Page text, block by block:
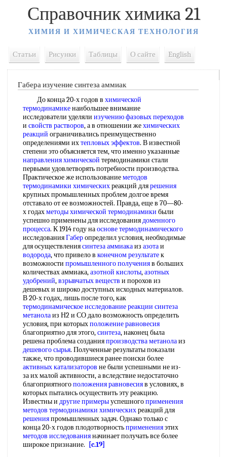
Справочник химика 21
ХИМИЯ И ХИМИЧЕСКАЯ ТЕХНОЛОГИЯ
Статьи Рисунки Таблицы О сайте English
Габера изучение синтеза аммиак
До конца 20-х годов в химической
термодинамикенаибольшее внимание
исследователи уделяли изучению фазовых переходов
и свойств растворов, а в отношении жехимических
реакций ограничивались преимущественно
определениями ихтепловых эффектов. В известной
степени это объясняется тем, что именно указанные
направления химической термодинамики стали
первыми удовлетворять потребности производства.
Практическое же использованиеметодов
термодинамики химическихреакций длярешения
крупных промышленных проблем долгое время
отставало от ее возможностей. Правда, еще в 70—80-
х годахметоды химической термодинамики были
успешно применены для исследованиядоменного
процесса. К 1914 году наоснове термодинамического
исследованияГаберопределил условия, необходимые
для осуществлениясинтеза аммиакаиз азотаи
водорода, что привело в конечном результатек
возможности промышленного полученияв больших
количествах аммиака,азотной кислоты,азотных
удобрений,взрывчатых веществ и порохов из
дешевых и широко доступных исходных материалов.
В 20-х годах, лишь после того, как
термодинамическое исследование реакции синтеза
метанолаиз Н2 и СО дало возможность определить
условия, при которыхположение равновесия
благоприятно для этого,синтеза, наконец была
решена проблема созданияпроизводства метанолаиз
дешевого сырья. Полученные результаты показали
также, что проводившиеся ранее поиски более
активных катализаторов не были успешными не из-
за их малой активности, а вследствие недостаточно
благоприятногоположения равновесияв условиях, в
которых пытались осуществить эту реакцию.
Известны и другие примерыуспешногоприменения
методов термодинамики химическихреакций для
решенияпромышленных задач. Однако только с
конца 20-х годов плодотворностьпримененияэтих
методов исследованияначинает получать все более
широкое признание.
[c.19]